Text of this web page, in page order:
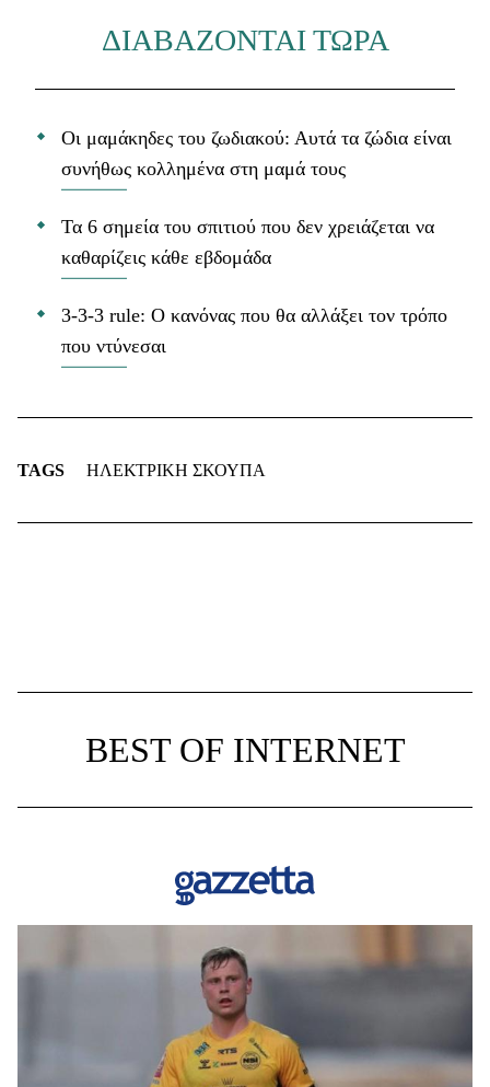
ΔΙΑΒΑΖΟΝΤΑΙ ΤΩΡΑ
Οι μαμάκηδες του ζωδιακού: Αυτά τα ζώδια είναι
συνήθως κολλημένα στη μαμά τους
Τα 6 σημεία του σπιτιού που δεν χρειάζεται να
καθαρίζεις κάθε εβδομάδα
3-3-3 rule: Ο κανόνας που θα αλλάξει τον τρόπο
που ντύνεσαι
TAGS ΗΛΕΚΤΡΙΚΗ ΣΚΟΥΠΑ
BEST OF INTERNET